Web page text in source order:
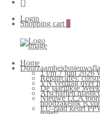
Login
Shopping cart 0
Home
1 t/m 7 juni 2026
Repaircafés:
VN verdrag over
De jaarlijkse
Afschaffen
Nieuwe LCA
noodzakelijk is
EU-raad keurt